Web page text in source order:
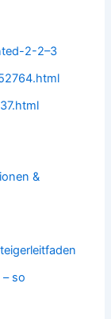
2-2–3
&
so